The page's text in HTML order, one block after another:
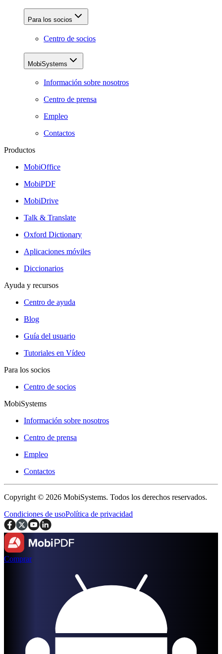
Para los socios
Centro de socios
MobiSystems
Información sobre nosotros
Centro de prensa
Empleo
Contactos
Productos
MobiOffice
MobiPDF
MobiDrive
Talk & Translate
Oxford Dictionary
Aplicaciones móviles
Diccionarios
Ayuda y recursos
Centro de ayuda
Blog
Guía del usuario
Tutoriales en Vídeo
Para los socios
Centro de socios
MobiSystems
Información sobre nosotros
Centro de prensa
Empleo
Contactos
Copyright © 2026 MobiSystems. Todos los derechos reservados.
Condiciones de usoPolítica de privacidad
Comprar